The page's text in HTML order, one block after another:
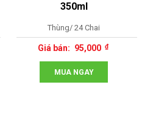
350ml
Thùng/ 24 Chai
95,000
MUA NGAY